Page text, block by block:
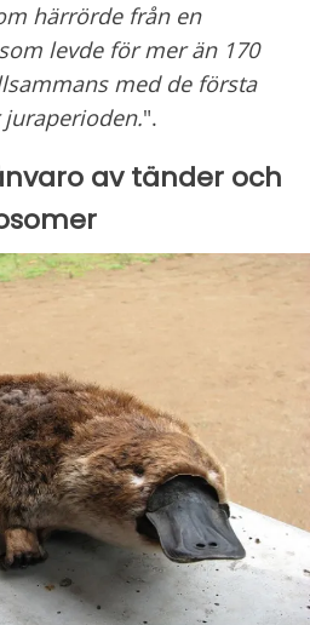
härrörde från en
levde för mer än 170
med de första
".
av tänder och